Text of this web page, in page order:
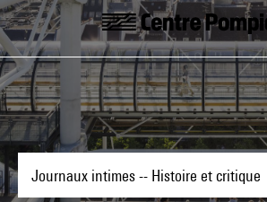
Skip to main content
Centre Pompidou